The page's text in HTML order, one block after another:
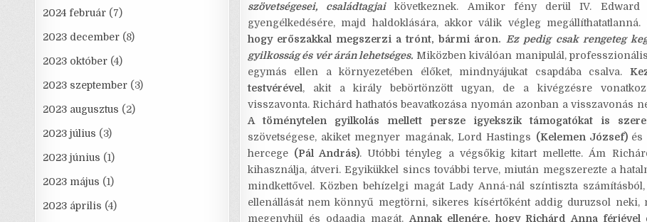
szövetségesei, családtagjaikövetkeznek. Amikor fény derül IV. Edward
gyengélkedésére, majd haldoklására, akkor válik végleg megállíthatatlanná.
hogy erőszakkal megszerzi a trónt, bármi áron. Ez pedig csak rengeteg
gyilkosság és vér árán lehetséges. Miközben kiválóan manipulál,
egymás ellen a környezetében élőket, mindnyájukat csapdába csalva.
testvérével, akit a király bebörtönzött ugyan, de a kivégzésre
visszavonta. Richárd hathatós beavatkozása nyomán azonban a visszavonás
A töménytelen gyilkolás mellett persze igyekszik támogatókat is
szövetségese, akiket megnyer magának, Lord Hastings (Kelemen József) és
hercege (Pál András). Utóbbi tényleg a végsőkig kitart mellette. Ám
kihasználja, átveri. Egyikükkel sincs további terve, miután megszerezte a
mindkettővel. Közben behízelgi magát Lady Anná-nál színtiszta
ellenállását nem könnyű megtörni, sikeres kísértőként addig duruzsol neki,
megenyhül és odaadja magát.Annak ellenére, hogy Richárd Anna férjével
2024 február (7)
2023 december (8)
2023 október (4)
2023 szeptember (3)
2023 augusztus (2)
2023 július (3)
2023 június (1)
2023 május (1)
2023 április (4)